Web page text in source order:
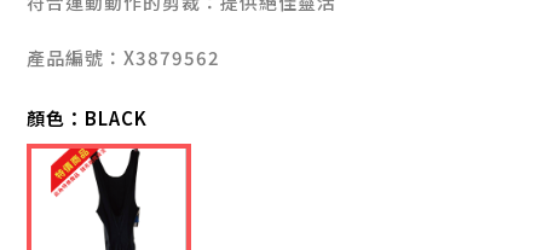
產品編號：X3879562
顏色： BLACK